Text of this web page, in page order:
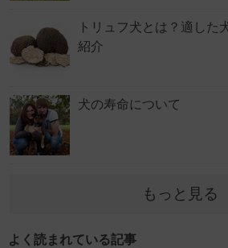
トリュフ犬とは？適した
紹介
犬の寿命について
もっと見る
よく読まれている記事